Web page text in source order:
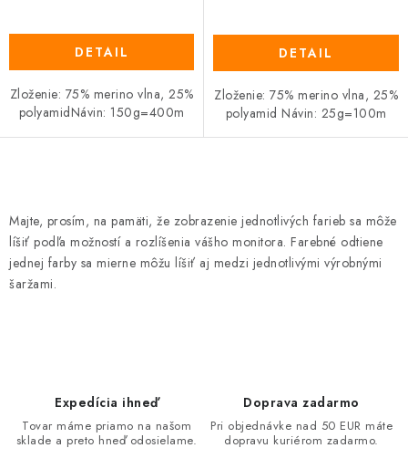
DETAIL
Zloženie: 75% merino vlna, 25%
polyamidNávin: 150g=400m
DETAIL
Zloženie: 75% merino vlna, 25%
polyamid Návin: 25g=100m
v
l
á
d
v
Majte, prosím, na pamäti, že zobrazenie jednotlivých farieb sa môže
líšiť podľa možností a rozlíšenia vášho monitora. Farebné odtiene
jednej farby sa mierne môžu líšiť aj medzi jednotlivými výrobnými
šaržami.
Expedícia ihneď
Tovar máme priamo na našom
sklade a preto hneď odosielame.
Doprava zadarmo
Pri objednávke nad 50 EUR máte
dopravu kuriérom zadarmo.